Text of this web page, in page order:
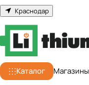
Краснодар
Каталог Магазины